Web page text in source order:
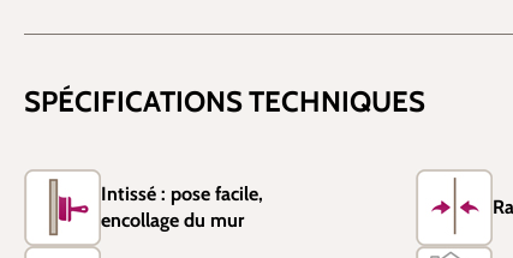
SPÉCIFICATIONS TECHNIQUES
Intissé : pose facile,
encollage du mur